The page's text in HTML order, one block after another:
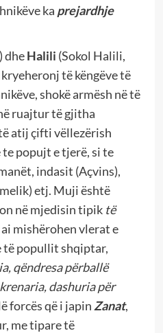
ka prejardhje
dhe Halili (Sokol Halili,
të këngëve të
shokë armësh në të
ruajtur të gjitha
atij çifti vëllezërish
te popujt e tjerë, si te
indasit (Açvins),
etj. Muji është
në mjedisin tipik të
ai mishërohen vlerat e
të popullit shqiptar,
qëndresa përballë
dashuria për
forcës që i japin Zanat,
me tipare të